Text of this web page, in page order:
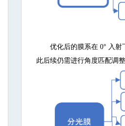
优化后的膜系在 0° 入
此后续仍需进行角度匹配调